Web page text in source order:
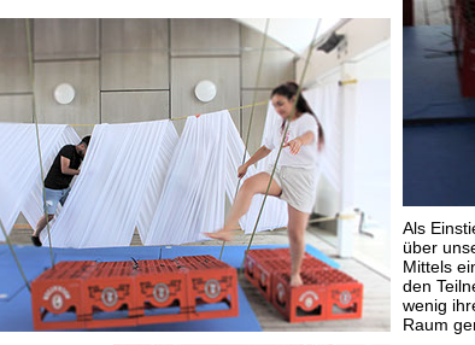
Als
über
Mittels
den
wenig
Raum